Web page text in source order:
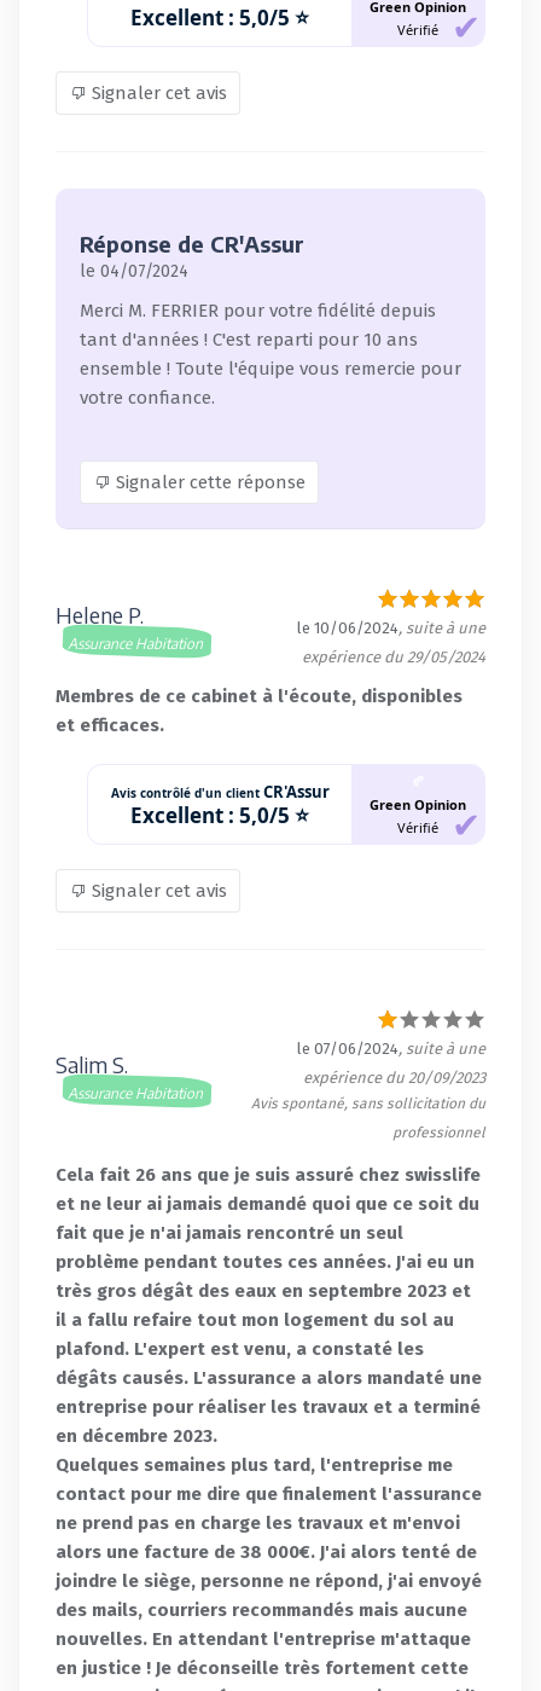
Excellent : 5,0/5 ⭐
Green Opinion
Vérifié
Signaler cet avis
Réponse de CR'Assur
le 04/07/2024
Merci M. FERRIER pour votre fidélité depuis
tant d'années ! C'est reparti pour 10 ans
ensemble ! Toute l'équipe vous remercie pour
votre confiance.
Signaler cette réponse
Helene P.
Assurance Habitation
le 10/06/2024, suite à une
expérience du 29/05/2024
Membres de ce cabinet à l'écoute, disponibles
et efficaces.
Avis contrôlé d'un client CR'Assur
Excellent : 5,0/5 ⭐
Green Opinion
Vérifié
Signaler cet avis
Salim S.
Assurance Habitation
le 07/06/2024, suite à une
expérience du 20/09/2023
Avis spontané, sans sollicitation du
professionnel
Cela fait 26 ans que je suis assuré chez swisslife
et ne leur ai jamais demandé quoi que ce soit du
fait que je n'ai jamais rencontré un seul
problème pendant toutes ces années. J'ai eu un
très gros dégât des eaux en septembre 2023 et
il a fallu refaire tout mon logement du sol au
plafond. L'expert est venu, a constaté les
dégâts causés. L'assurance a alors mandaté une
entreprise pour réaliser les travaux et a terminé
en décembre 2023.
Quelques semaines plus tard, l'entreprise me
contact pour me dire que finalement l'assurance
ne prend pas en charge les travaux et m'envoi
alors une facture de 38 000€. J'ai alors tenté de
joindre le siège, personne ne répond, j'ai envoyé
des mails, courriers recommandés mais aucune
nouvelles. En attendant l'entreprise m'attaque
en justice ! Je déconseille très fortement cette